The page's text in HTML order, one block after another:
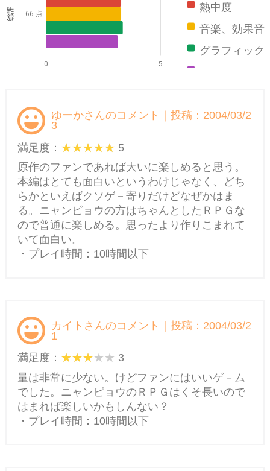
熱中度
音楽、効果音
グラフィック
0 5
66 点
総評
ゆーかさんのコメント｜投稿：2004/03/2
3
満足度：
5
原作のファンであれば大いに楽しめると思う。
本編はとても面白いというわけじゃなく、どち
らかといえばクソゲ－寄りだけどなぜかはま
る。ニャンピョウの方はちゃんとしたＲＰＧな
ので普通に楽しめる。思ったより作りこまれて
いて面白い。
・プレイ時間：10時間以下
カイトさんのコメント｜投稿：2004/03/2
1
満足度：
3
量は非常に少ない。けどファンにはいいゲ－ム
でした。ニャンピョウのＲＰＧはくそ長いので
はまれば楽しいかもしんない？
・プレイ時間：10時間以下